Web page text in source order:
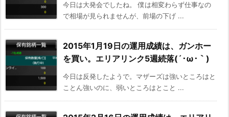
今日は大発会でしたね。 僕は相変わらず仕事なの
で相場が見られませんが、前場の下げ ...
2015年1月19日の運用成績は、ガンホー
を買い。エリアリンク5週続落(´･ω･｀)
今日は反発したようで。マザーズは強いところはと
ことん強いのに、弱いところはとこと ...